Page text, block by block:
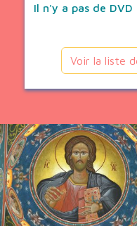
Il n'y a pas de
Voir la liste